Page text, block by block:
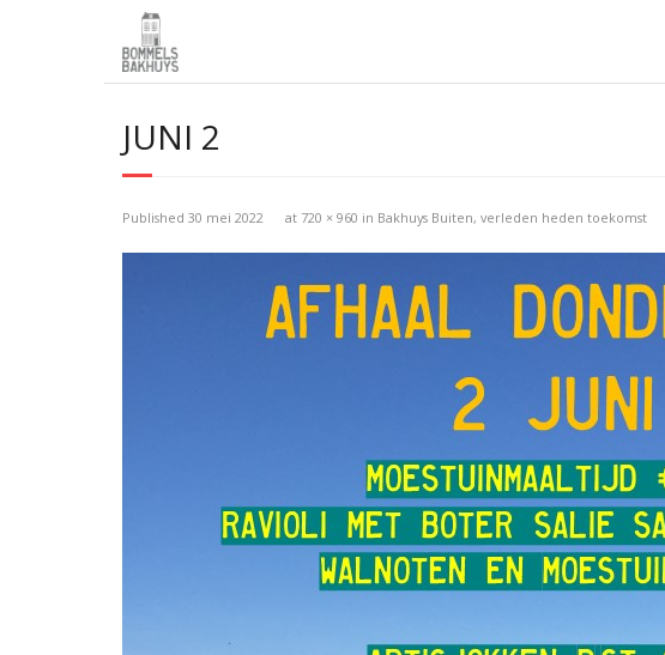
JUNI 2
Published 30 mei 2022 at 720 × 960 in Bakhuys Buiten, verleden heden toekomst